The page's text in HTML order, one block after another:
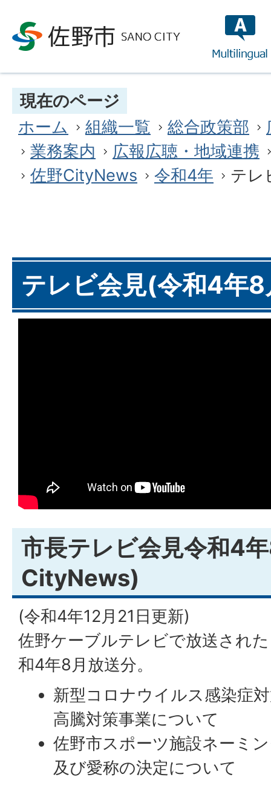
現在のページ
ホーム
組織一覧 総合政策部
業務案内
広報広聴・地域連携
佐野CityNews
令和4年 テレ
テレビ会見(令和4年
市長テレビ会見令和4
CityNews)
(令和4年12月21日更新)
佐野ケーブルテレビで放送され
和4年8月放送分。
新型コロナウイルス感染症
高騰対策事業について
佐野市スポーツ施設ネーミ
及び愛称の決定について